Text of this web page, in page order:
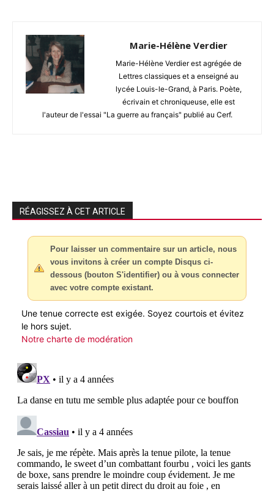
Marie-Hélène Verdier
Marie-Hélène Verdier est agrégée de
Lettres classiques et a enseigné au
lycée Louis-le-Grand, à Paris. Poète,
écrivain et chroniqueuse, elle est
l'auteur de l'essai "La guerre au français" publié au Cerf.
RÉAGISSEZ À CET ARTICLE
Pour laisser un commentaire sur un article, nous
vous invitons à créer un compte Disqus ci-
dessous (bouton S'identifier) ou à vous connecter
avec votre compte existant.
Une tenue correcte est exigée. Soyez courtois et évitez
le hors sujet.
Notre charte de modération